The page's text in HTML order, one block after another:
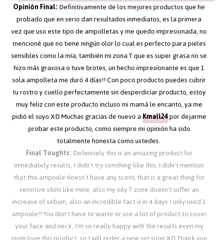
Opinión Final:Definitivamente de los mejores productos que he
probado que en serio dan resultados inmediatos, es la primera
vez que uso este tipo de ampolletas y me quedo impresionada, no
mencioné que no tiene ningún olor lo cual es perfecto para pieles
sensibles como la mía, también mi zona T que es super grasa no se
hizo más grasosa o tuve brotes, un hecho impresionante es que 1
sola ampolleta me duró 4 días!! Con poco producto puedes cubrir
tu rostro y cuello perfectamente sin desperdiciar producto, estoy
muy feliz con este producto incluso mi mamá le encanto, ya me
pidió el suyo XD Muchas gracias de nuevo aKmall24por dejarme
probar este producto, como siempre mi opinión ha sido
totalmente honesta como ustedes.
Final Toughts: Defenitely this is an amazing product for
inmediately results, I didn't try somthing like this, I didn't mention
that this ampoule doesn't have any scent, that is a great thing for
sensitive skins like mine, also my oily T zone doesn't suffer an
increase of sebum, also an incredible fact is in 4 days I only used 1
ampoule!! You don't have to waste or use a lot of product to cover
your face and neck, I'm so really happy with the results even my